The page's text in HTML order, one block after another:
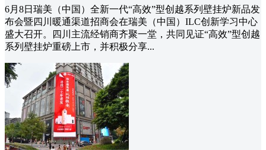
6月8日瑞美（中国）全新一代“高效”型创越系列壁挂炉新品发
布会暨四川暖通渠道招商会在瑞美（中国）ILC创新学习中心
盛大召开。四川主流经销商齐聚一堂，共同见证“高效”型创越
系列壁挂炉重磅上市，并积极分享...